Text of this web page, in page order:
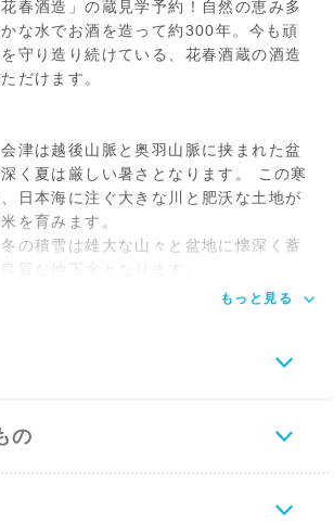
春酒造」の蔵見学予約！自然の恵み多
な水でお酒を造って約300年。今も頑
守り造り続けている、花春酒蔵の酒造
だけます。
津は越後山脈と奥羽山脈に挟まれた盆
く夏は厳しい暑さとなります。 この寒
日本海に注ぐ大きな川と肥沃な土地が
を育みます。
の積雪は雄大な山々と盆地に懐深く蓄
質な地下水となります。
もっと見る
の